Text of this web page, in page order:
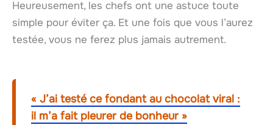
Heureusement, les chefs ont une astuce toute
simple pour éviter ça. Et une fois que vous l’aurez
testée, vous ne ferez plus jamais autrement.
« J’ai testé ce fondant au chocolat viral :
il m’a fait pleurer de bonheur »